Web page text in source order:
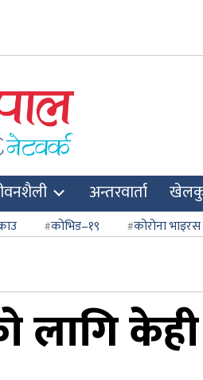
अन्तरवार्ता
कोभिड–१९ कोरोना भाइरस
लागि